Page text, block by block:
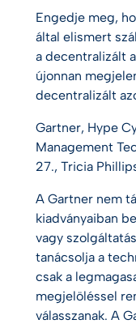
Engedje meg,
által elismert
a decentralizált
újonnan
decentralizált
Gartner, Hype
Management
27., Tricia
A Gartner nem
kiadványaiban
vagy
tanácsolja a
csak a
megjelöléssel
válasszanak. A